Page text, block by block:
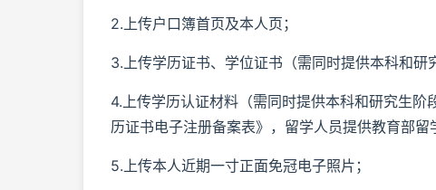
2.上传户口簿首页及本人页；
3.上传学历证书、学位证书（需同时提供本科和研
4.上传学历认证材料（需同时提供本科和研究生
历证书电子注册备案表》，留学人员提供教育部留
5.上传本人近期一寸正面免冠电子照片；